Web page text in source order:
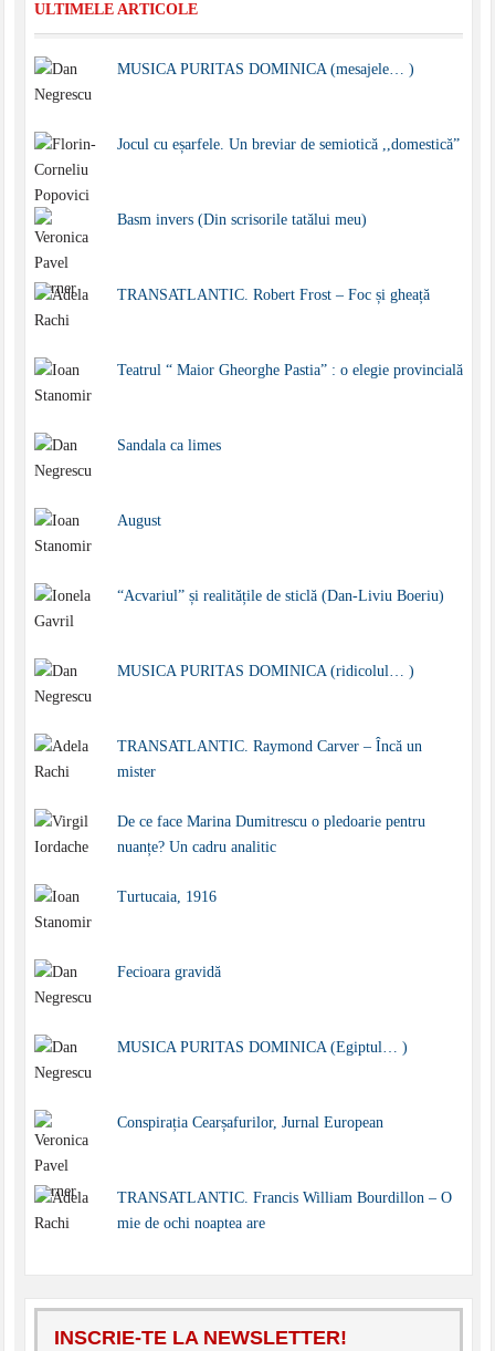
ULTIMELE ARTICOLE
MUSICA PURITAS DOMINICA (mesajele… )
Jocul cu eșarfele. Un breviar de semiotică ,,domestică”
Basm invers (Din scrisorile tatălui meu)
TRANSATLANTIC. Robert Frost – Foc și gheață
Teatrul “ Maior Gheorghe Pastia” : o elegie provincială
Sandala ca limes
August
“Acvariul” și realitățile de sticlă (Dan-Liviu Boeriu)
MUSICA PURITAS DOMINICA (ridicolul… )
TRANSATLANTIC. Raymond Carver – Încă un
mister
De ce face Marina Dumitrescu o pledoarie pentru
nuanțe? Un cadru analitic
Turtucaia, 1916
Fecioara gravidă
MUSICA PURITAS DOMINICA (Egiptul… )
Conspirația Cearșafurilor, Jurnal European
TRANSATLANTIC. Francis William Bourdillon – O
mie de ochi noaptea are
INSCRIE-TE LA NEWSLETTER!